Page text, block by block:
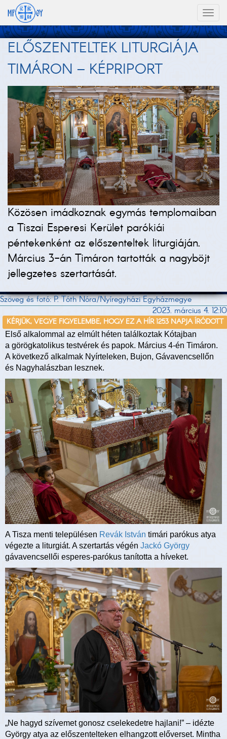
ELŐSZENTELTEK LITURGIÁJA
TIMÁRON – KÉPRIPORT
Közösen imádkoznak egymás templomaiban
a Tiszai Esperesi Kerület parókiái
péntekenként az előszenteltek liturgiáján.
Március 3-án Timáron tartották a nagyböjt
jellegzetes szertartását.
Szöveg és fotó: P. Tóth Nóra/Nyíregyházi Egyházmegye
2023. március 4. 12:10
KÉRJÜK, VEGYE FIGYELEMBE, HOGY EZ A HÍR 1253 NAPJA ÍRÓDOTT
Első alkalommal az elmúlt héten találkoztak Kótajban
a görögkatolikus testvérek és papok. Március 4-én Timáron.
A következő alkalmak Nyírteleken, Bujon, Gávavencsellőn
és Nagyhalászban lesznek.
A Tisza menti településen Revák István timári parókus atya
végezte a liturgiát. A szertartás végén Jackó György
gávavencsellői esperes-parókus tanította a híveket.
„Ne hagyd szívemet gonosz cselekedetre hajlani!” – idézte
György atya az előszentelteken elhangzott előverset. Mintha